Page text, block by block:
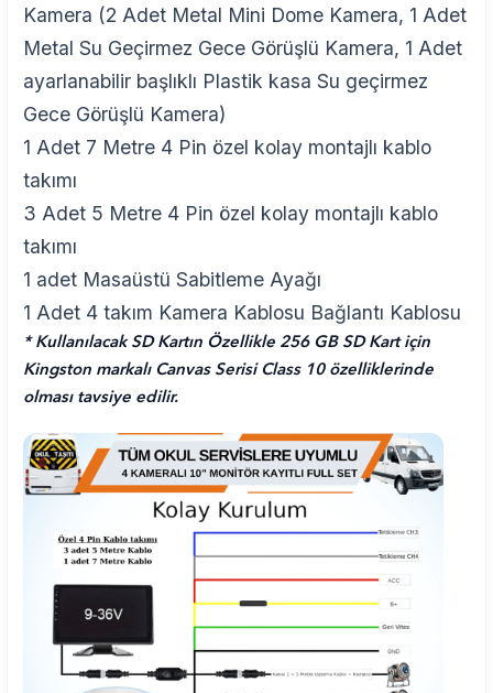
Kamera (2 Adet Metal Mini Dome Kamera, 1 Adet
Metal Su Geçirmez Gece Görüşlü Kamera, 1 Adet
ayarlanabilir başlıklı Plastik kasa Su geçirmez
Gece Görüşlü Kamera)
1 Adet 7 Metre 4 Pin özel kolay montajlı kablo
takımı
3 Adet 5 Metre 4 Pin özel kolay montajlı kablo
takımı
1 adet Masaüstü Sabitleme Ayağı
1 Adet 4 takım Kamera Kablosu Bağlantı Kablosu
* Kullanılacak SD Kartın Özellikle 256 GB SD Kart için
Kingston markalı Canvas Serisi Class 10 özelliklerinde
olması tavsiye edilir.